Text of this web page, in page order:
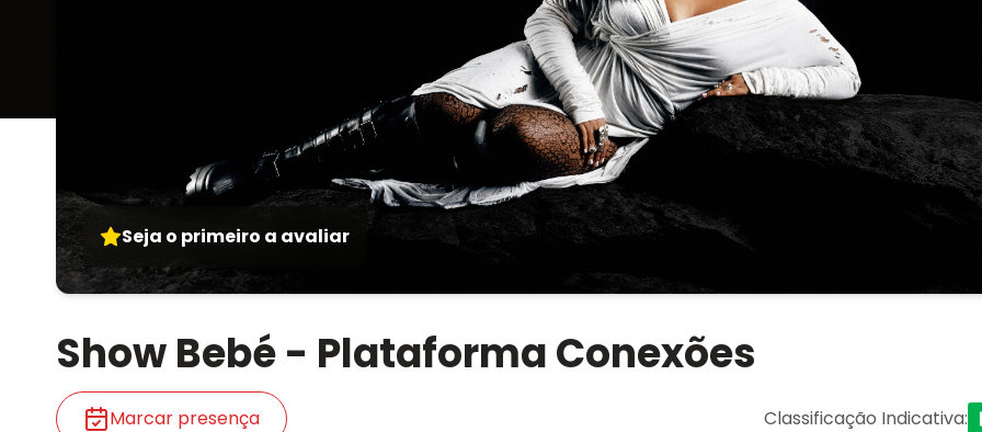
Seja o primeiro a avaliar
Show Bebé - Plataforma Conexões
Marcar presença Classificação Indicativa: